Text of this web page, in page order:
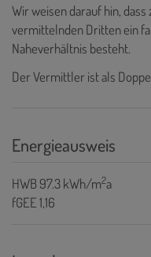
Wir weisen darauf hin,
vermittelnden Dritten ein
Naheverhältnis besteht.
Der Vermittler ist als
Energieausweis
HWB97.3 kWh/m2a
fGEE1,16